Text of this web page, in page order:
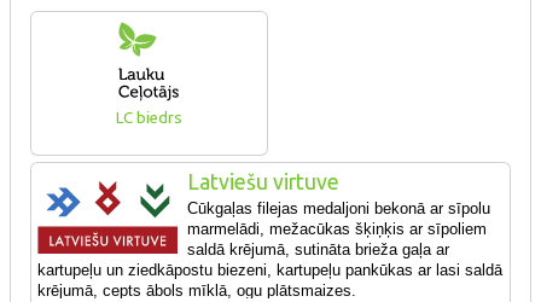
LC biedrs
Latviešu virtuve
Cūkgaļas filejas medaljoni bekonā ar sīpolu
marmelādi, mežacūkas šķiņķis ar sīpoliem
saldā krējumā, sutināta brieža gaļa ar
kartupeļu un ziedkāpostu biezeni, kartupeļu pankūkas ar lasi saldā
krējumā, cepts ābols mīklā, ogu plātsmaizes.